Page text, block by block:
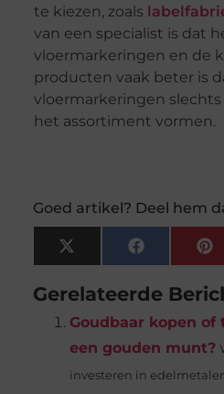
te kiezen, zoals
van een specialist is dat
vloermarkeringen en de
producten vaak beter is
vloermarkeringen
het assortiment vormen.
Goed artikel? Deel hem
X
(Twitter)
Facebook
Gerelateerde
Goudbaar kopen of
een gouden munt?
investeren in